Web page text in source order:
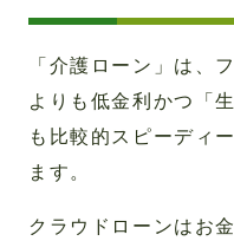
「介護ローン」は、
よりも低金利かつ「
も比較的スピーディ
ます。
クラウドローンはお